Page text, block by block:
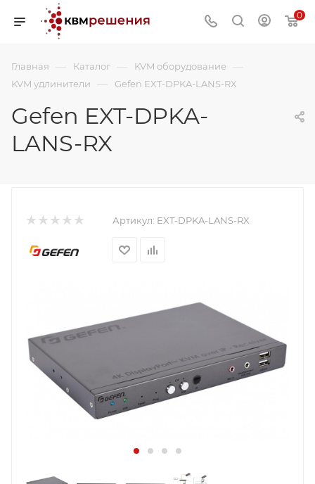
0
Главная — Каталог — KVM оборудование —
KVM удлинители — Gefen EXT-DPKA-LANS-RX
Gefen EXT-DPKA-
LANS-RX
Артикул: EXT-DPKA-LANS-RX